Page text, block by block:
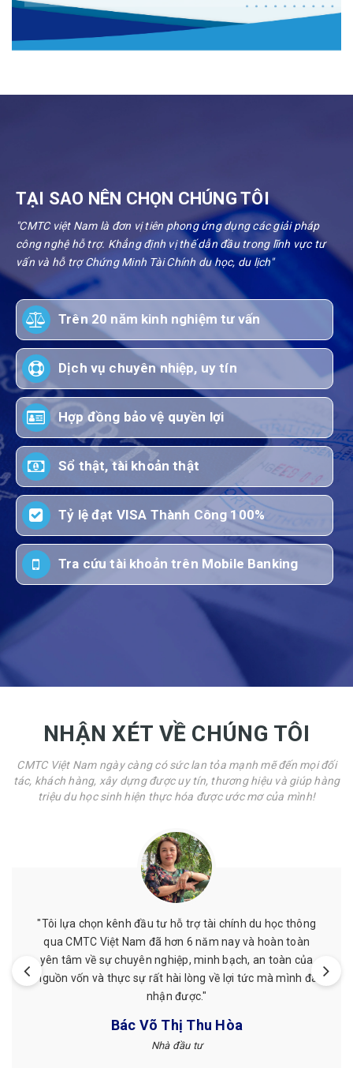
TẠI SAO NÊN CHỌN CHÚNG TÔI
"CMTC việt Nam là đơn vị tiên phong ứng dụng các giải pháp
công nghệ hỗ trợ. Khẳng định vị thế dẫn đầu trong lĩnh vực tư
vấn và hỗ trợ Chứng Minh Tài Chính du học, du lịch"
Trên 20 năm kinh nghiệm tư vấn
Dịch vụ chuyên nhiệp, uy tín
Hợp đồng bảo vệ quyền lợi
Sổ thật, tài khoản thật
Tỷ lệ đạt VISA Thành Công 100%
Tra cứu tài khoản trên Mobile Banking
NHẬN XÉT VỀ CHÚNG TÔI
CMTC Việt Nam ngày càng có sức lan tỏa mạnh mẽ đến mọi đối
tác, khách hàng, xây dựng được uy tín, thương hiệu và giúp hàng
triệu du học sinh hiện thực hóa được ước mơ của mình!
"Mình đã từng được hỗ trợ chứng minh tài chính ở đây,
giá cả phải chăng, nhân viên nhiệt tình, làm việc đúng
hẹn. Mình đã từng làm ở nơi khác nhưng sau khi làm với
CMTC Việt Nam mình thấy hài lòng hơn."
Tuyết Nguyễn
Khách hàng